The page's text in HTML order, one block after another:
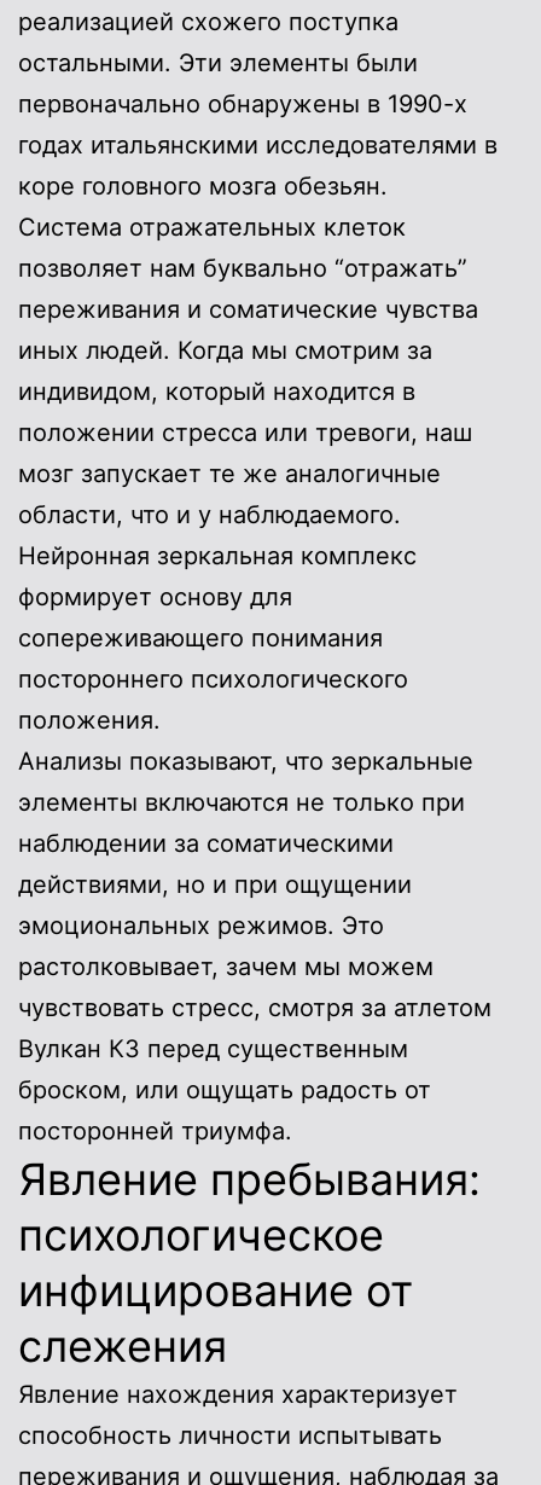
реализацией схожего поступка
остальными. Эти элементы были
первоначально обнаружены в 1990-х
годах итальянскими исследователями в
коре головного мозга обезьян.
Система отражательных клеток
позволяет нам буквально “отражать”
переживания и соматические чувства
иных людей. Когда мы смотрим за
индивидом, который находится в
положении стресса или тревоги, наш
мозг запускает те же аналогичные
области, что и у наблюдаемого.
Нейронная зеркальная комплекс
формирует основу для
сопереживающего понимания
постороннего психологического
положения.
Анализы показывают, что зеркальные
элементы включаются не только при
наблюдении за соматическими
действиями, но и при ощущении
эмоциональных режимов. Это
растолковывает, зачем мы можем
чувствовать стресс, смотря за атлетом
Вулкан КЗ перед существенным
броском, или ощущать радость от
посторонней триумфа.
Явление пребывания:
психологическое
инфицирование от
слежения
Явление нахождения характеризует
способность личности испытывать
переживания и ощущения, наблюдая за